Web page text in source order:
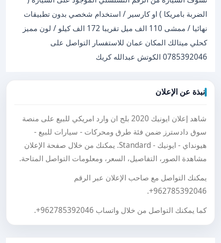
الضربة بامريكا ) او كارسير / استخدام شخصي بدون تطبيقات
نهائيا / ممشى 110 الف ميل تقريبا 172 الف كيلو / لون مميز
كحلي ميتالك المكان عمان للاستفسار التواصل على
0785392046 الكوتش عبدالله كريك
نبذة عن الإعلان
شاهد إعلان ايونيك 2020 بلج ان وارد امريكي للبيع على منصة
سوق دادسترز ضمن فئة طرق ومحركات - سيارات للبيع -
هيونداي - ايونيك - Standard. يمكنك من خلال صفحة الإعلان
مشاهدة الصور، التفاصيل، السعر، ومعلومات التواصل المتاحة.
يمكنك التواصل مع صاحب الإعلان عبر الرقم
+962785392046
.
كما يمكنك التواصل من خلال واتساب +962785392046
.